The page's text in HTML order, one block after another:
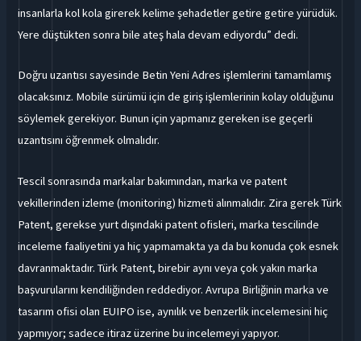
insanlarla kol kola girerek kelime şehadetler getire getire yürüdük.
Yere düştükten sonra bile ateş hala devam ediyordu” dedi.
Doğru uzantısı sayesinde Betin Yeni Adres işlemlerini tamamlamış
olacaksınız. Mobile sürümü için de giriş işlemlerinin kolay olduğunu
söylemek gerekiyor. Bunun için yapmanız gereken ise geçerli
uzantısını öğrenmek olmalıdır.
Tescil sonrasında markalar bakımından, marka ve patent
vekillerinden izleme (monitoring) hizmeti alınmalıdır. Zira gerek Türk
Patent, gerekse yurt dışındaki patent ofisleri, marka tescilinde
inceleme faaliyetini ya hiç yapmamakta ya da bu konuda çok esnek
davranmaktadır. Türk Patent, birebir aynı veya çok yakın marka
başvurularını kendiliğinden reddediyor. Avrupa Birliğinin marka ve
tasarım ofisi olan EUIPO ise, aynılık ve benzerlik incelemesini hiç
yapmıyor; sadece itiraz üzerine bu incelemeyi yapıyor.